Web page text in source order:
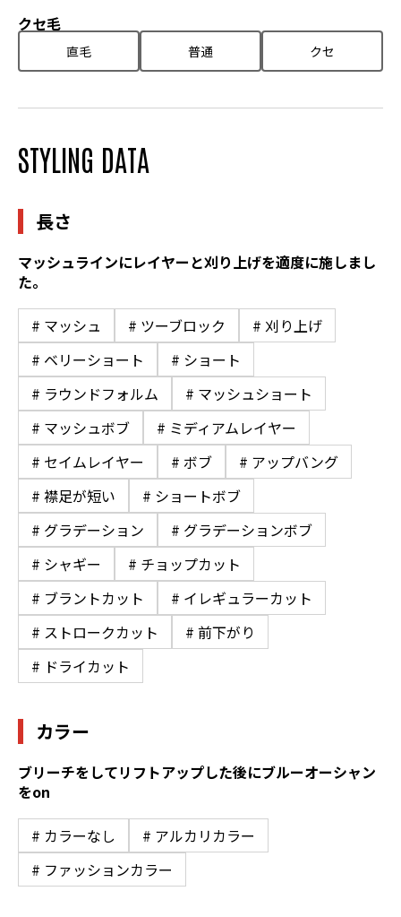
クセ毛
直毛 普通 クセ
STYLING DATA
長さ
マッシュラインにレイヤーと刈り上げを適度に施しまし
た。
# マッシュ # ツーブロック
# 刈り上げ
# ベリーショート
# ショート
# ラウンドフォルム
# マッシュショート
# マッシュボブ
# ミディアムレイヤー
# セイムレイヤー
# ボブ
# アップバング
# 襟足が短い
# ショートボブ
# グラデーション
# グラデーションボブ
# シャギー
# チョップカット
# ブラントカット
# イレギュラーカット
# ストロークカット
# 前下がり
# ドライカット
カラー
ブリーチをしてリフトアップした後にブルーオーシャン
をon
# カラーなし
# アルカリカラー
# ファッションカラー